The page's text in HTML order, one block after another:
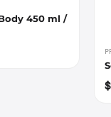
450 ml /